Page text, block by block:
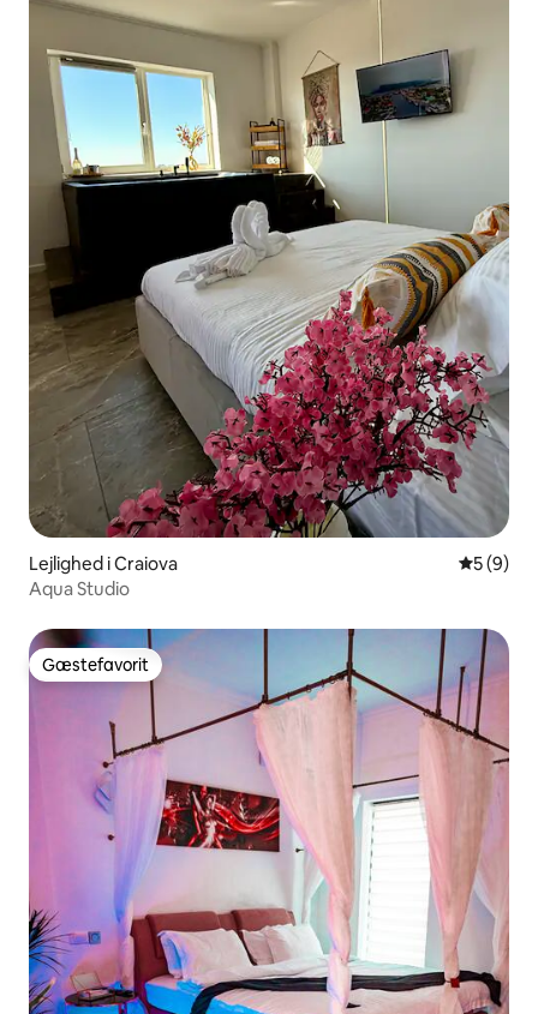
Lejlighed i Craiova 5 ud af 5
5 (9)
Aqua Studio
Gæstefavorit
Gæstefavorit